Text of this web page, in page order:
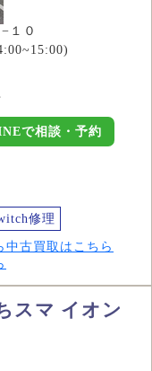
１０
で相談・予約
修理
中古買取はこちら
スマ イオン